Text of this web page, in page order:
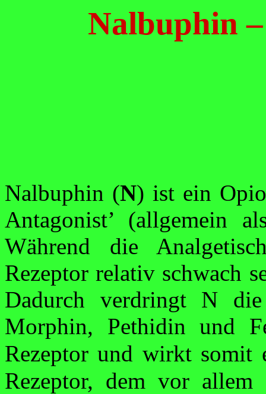
Nalbuphin
Nalbuphin (N) ist ein
Antagonist’ (allgemein
Während die
Rezeptor relativ schwach
Dadurch verdringtN die
Morphin, Pethidin und
Rezeptor und wirkt somit
Rezeptor, dem vor allem